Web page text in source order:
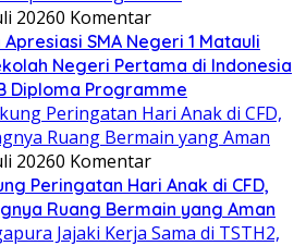
20260 Komentar
SMA Negeri 1 Matauli
Negeri Pertama di Indonesia
Diploma Programme
20260 Komentar
Peringatan Hari Anak di CFD,
Ruang Bermain yang Aman